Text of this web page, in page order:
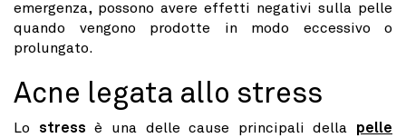
emergenza, possono avere effetti negativi sulla pelle
quando vengono prodotte in modo eccessivo o
prolungato.
Acne legata allo stress
Lo stress è una delle cause principali della pelle